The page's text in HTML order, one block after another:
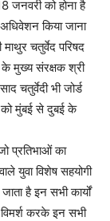
जनवरी को होना है
किया जाना
चतुर्वेद परिषद
के मुख्य संरक्षक श्री
चतुर्वेदी भी जोर्ड
मुंबई से दुबई के
प्रतिभाओं का
युवा विशेष सहयोगी
है इन सभी कार्यों
विमर्श करके इन सभी